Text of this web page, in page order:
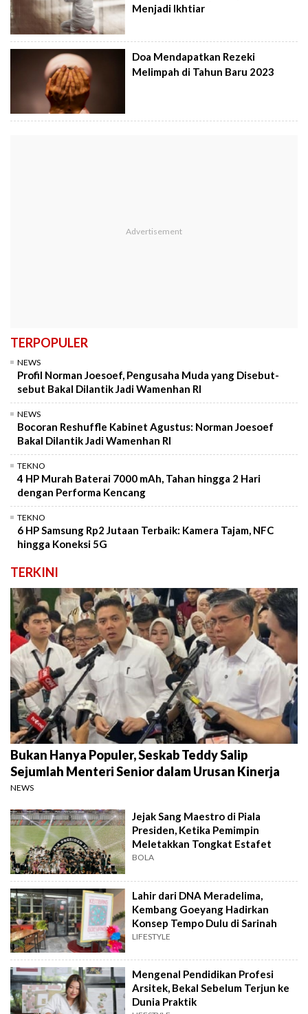
Menjadi Ikhtiar
Doa Mendapatkan Rezeki
Melimpah di Tahun Baru 2023
TERPOPULER
NEWS
Profil Norman Joesoef, Pengusaha Muda yang Disebut-
sebut Bakal Dilantik Jadi Wamenhan RI
NEWS
Bocoran Reshuffle Kabinet Agustus: Norman Joesoef
Bakal Dilantik Jadi Wamenhan RI
TEKNO
4 HP Murah Baterai 7000 mAh, Tahan hingga 2 Hari
dengan Performa Kencang
TEKNO
6 HP Samsung Rp2 Jutaan Terbaik: Kamera Tajam, NFC
hingga Koneksi 5G
TERKINI
Bukan Hanya Populer, Seskab Teddy Salip
Sejumlah Menteri Senior dalam Urusan Kinerja
NEWS
Jejak Sang Maestro di Piala
Presiden, Ketika Pemimpin
Meletakkan Tongkat Estafet
BOLA
Lahir dari DNA Meradelima,
Kembang Goeyang Hadirkan
Konsep Tempo Dulu di Sarinah
LIFESTYLE
Mengenal Pendidikan Profesi
Arsitek, Bekal Sebelum Terjun ke
Dunia Praktik